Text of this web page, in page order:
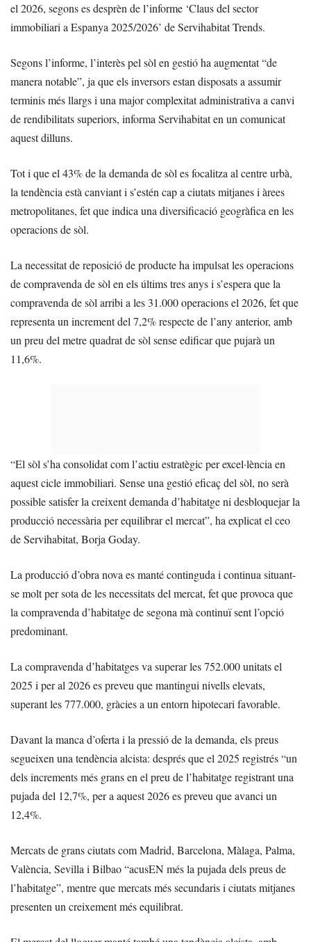
el 2026, segons es desprèn de l’informe ‘Claus del sector
immobiliari a Espanya 2025/2026’ de Servihabitat Trends.
Segons l’informe, l’interès pel sòl en gestió ha augmentat “de
manera notable”, ja que els inversors estan disposats a assumir
terminis més llargs i una major complexitat administrativa a canvi
de rendibilitats superiors, informa Servihabitat en un comunicat
aquest dilluns.
Tot i que el 43% de la demanda de sòl es focalitza al centre urbà,
la tendència està canviant i s’estén cap a ciutats mitjanes i àrees
metropolitanes, fet que indica una diversificació geogràfica en les
operacions de sòl.
La necessitat de reposició de producte ha impulsat les operacions
de compravenda de sòl en els últims tres anys i s’espera que la
compravenda de sòl arribi a les 31.000 operacions el 2026, fet que
representa un increment del 7,2% respecte de l’any anterior, amb
un preu del metre quadrat de sòl sense edificar que pujarà un
11,6%.
“El sòl s’ha consolidat com l’actiu estratègic per excel·lència en
aquest cicle immobiliari. Sense una gestió eficaç del sòl, no serà
possible satisfer la creixent demanda d’habitatge ni desbloquejar la
producció necessària per equilibrar el mercat”, ha explicat el ceo
de Servihabitat, Borja Goday.
La producció d’obra nova es manté continguda i continua situant-
se molt per sota de les necessitats del mercat, fet que provoca que
la compravenda d’habitatge de segona mà continuï sent l’opció
predominant.
La compravenda d’habitatges va superar les 752.000 unitats el
2025 i per al 2026 es preveu que mantingui nivells elevats,
superant les 777.000, gràcies a un entorn hipotecari favorable.
Davant la manca d’oferta i la pressió de la demanda, els preus
segueixen una tendència alcista: després que el 2025 registrés “un
dels increments més grans en el preu de l’habitatge registrant una
pujada del 12,7%, per a aquest 2026 es preveu que avanci un
12,4%.
Mercats de grans ciutats com Madrid, Barcelona, Màlaga, Palma,
València, Sevilla i Bilbao “acusEN més la pujada dels preus de
l’habitatge”, mentre que mercats més secundaris i ciutats mitjanes
presenten un creixement més equilibrat.